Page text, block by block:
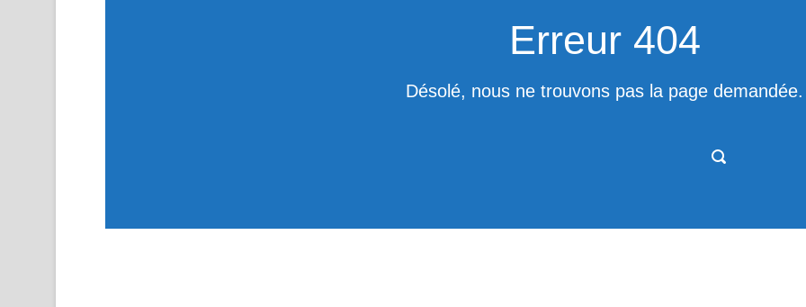
Erreur 404
Désolé, nous ne trouvons pas la page demandée.